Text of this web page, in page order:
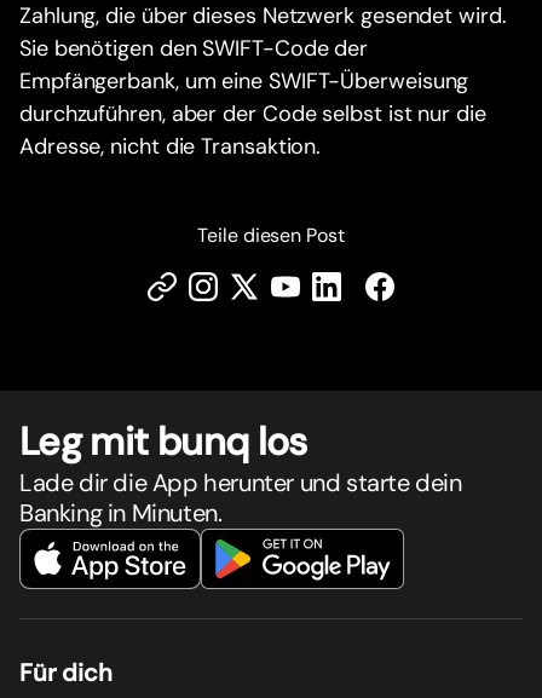
Zahlung, die über dieses Netzwerk gesendet wird.
Sie benötigen den SWIFT-Code der
Empfängerbank, um eine SWIFT-Überweisung
durchzuführen, aber der Code selbst ist nur die
Adresse, nicht die Transaktion.
Teile diesen Post
Leg mit bunq los
Lade dir die App herunter und starte dein
Banking in Minuten.
Für dich